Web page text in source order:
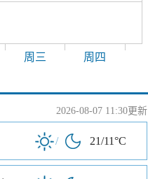
周三 周四
2026-08-07 11:30更新
/ 21/11°C